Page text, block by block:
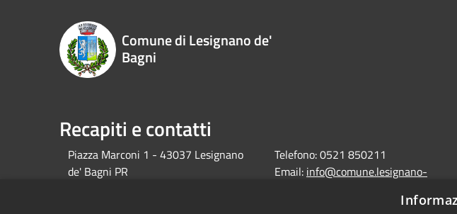
Comune di Lesignano de'
Bagni
Recapiti e contatti
Piazza Marconi 1 - 43037 Lesignano
de' Bagni PR
Telefono:0521 850211
Email: info@comune.lesignano-